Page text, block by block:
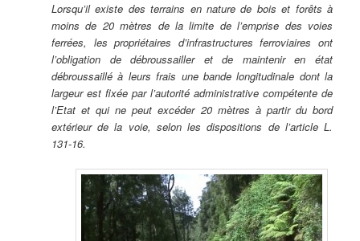
Lorsqu’il existe des terrains en nature de bois et forêts à
moins de 20 mètres de la limite de l’emprise des voies
ferrées, les propriétaires d’infrastructures ferroviaires ont
l’obligation de débroussailler et de maintenir en état
débroussaillé à leurs frais une bande longitudinale dont la
largeur est fixée par l’autorité administrative compétente de
l’Etat et qui ne peut excéder 20 mètres à partir du bord
extérieur de la voie, selon les dispositions de l’article L.
131-16.